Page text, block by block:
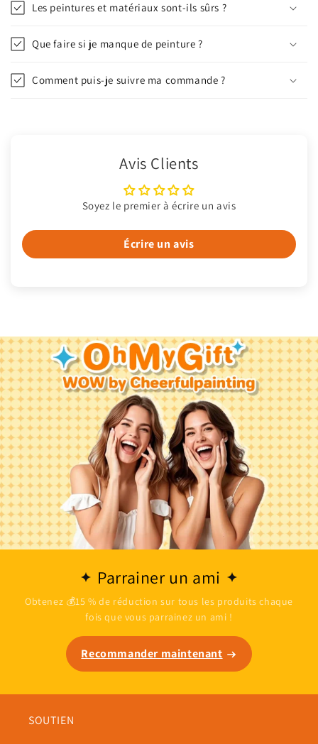
Les peintures et matériaux sont-ils sûrs ?
Que faire si je manque de peinture ?
Comment puis-je suivre ma commande ?
Avis Clients
Soyez le premier à écrire un avis
Écrire un avis
Parrainer un ami
Obtenez 💰15 % de réduction sur tous les produits chaque
fois que vous parrainez un ami !
Recommander maintenant
SOUTIEN